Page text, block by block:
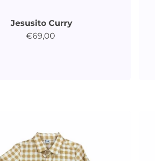
Jesusito Curry
€69,00